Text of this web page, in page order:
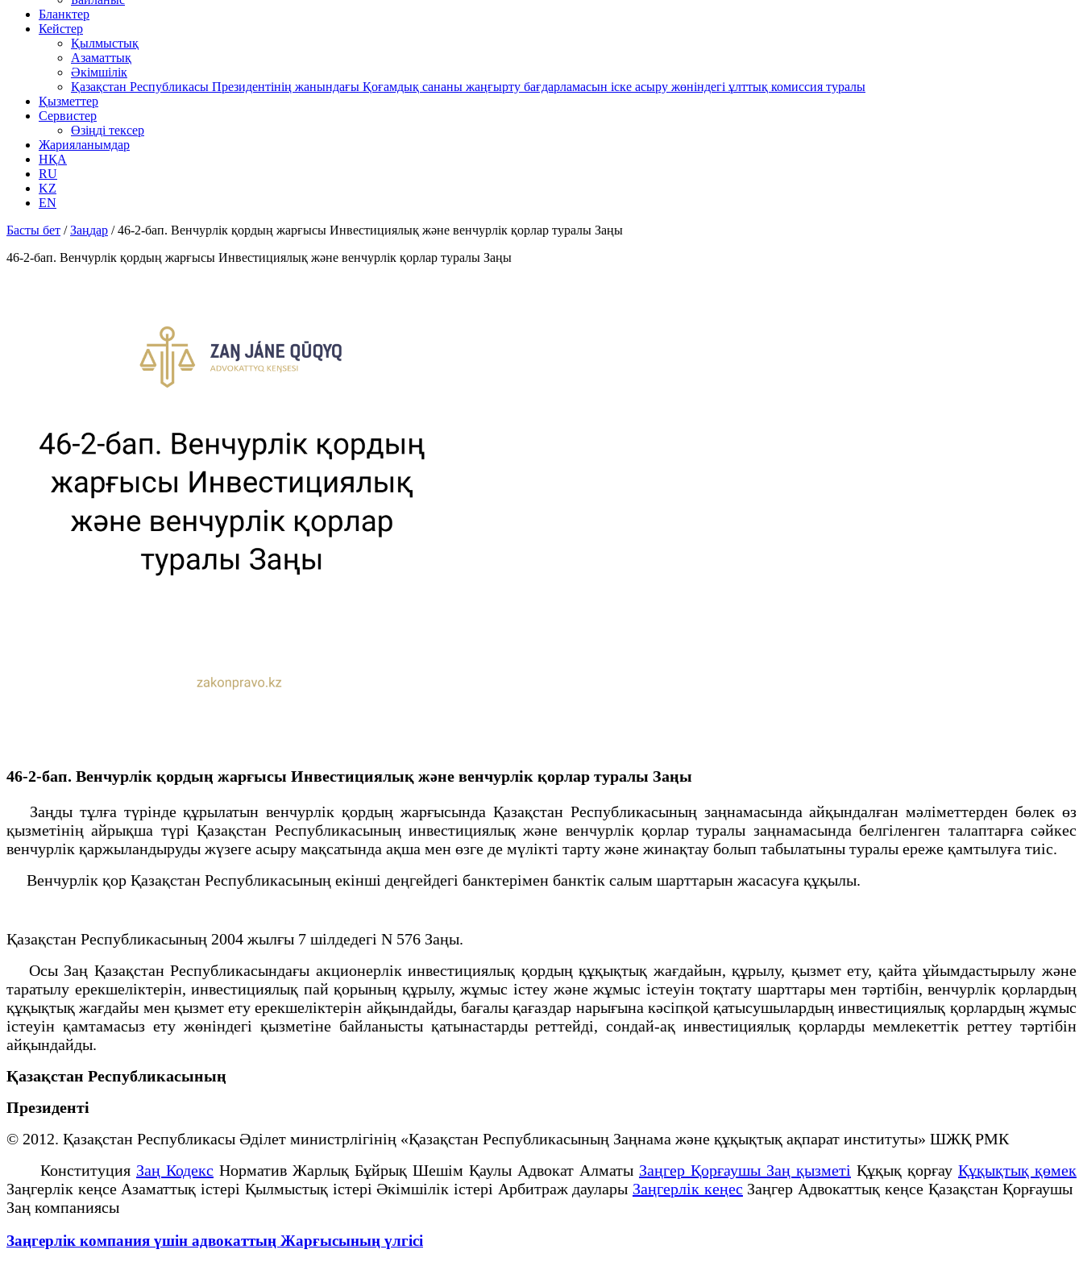
Бланктер
Кейстер
Қылмыстық
Азаматтық
Әкімшілік
Қазақстан Республикасы Президентінің жанындағы Қоғамдық сананы жаңғырту бағдарламасын іске асыру жөніндегі ұлттық комиссия туралы
Қызметтер
Сервистер
Өзіңді тексер
Жарияланымдар
НҚА
RU
KZ
EN
Басты бет /Заңдар /46-2-бап. Венчурлік қордың жарғысы Инвестициялық және венчурлік қорлар туралы Заңы
46-2-бап. Венчурлік қордың жарғысы Инвестициялық және венчурлік қорлар туралы Заңы
46-2-бап. Венчурлік қордың жарғысы Инвестициялық және венчурлік қорлар туралы Заңы
Заңды тұлға түрінде құрылатын венчурлік қордың жарғысында Қазақстан Республикасының заңнамасында айқындалған мәліметтерден бөлек өз
қызметінің айрықша түрі Қазақстан Республикасының инвестициялық және венчурлік қорлар туралы заңнамасында белгіленген талаптарға сәйкес
венчурлік қаржыландыруды жүзеге асыру мақсатында ақша мен өзге де мүлікті тарту және жинақтау болып табылатыны туралы ереже қамтылуға тиіс.
Венчурлік қор Қазақстан Республикасының екінші деңгейдегі банктерімен банктік салым шарттарын жасасуға құқылы.
Қазақстан Республикасының 2004 жылғы 7 шілдедегі N 576 Заңы.
Осы Заң Қазақстан Республикасындағы акционерлік инвестициялық қордың құқықтық жағдайын, құрылу, қызмет ету, қайта ұйымдастырылу және
таратылу ерекшелiктерiн, инвестициялық пай қорының құрылу, жұмыс iстеу және жұмыс iстеуiн тоқтату шарттары мен тәртібін, венчурлік қорлардың
құқықтық жағдайы мен қызмет ету ерекшеліктерін айқындайды, бағалы қағаздар нарығына кәсiпқой қатысушылардың инвестициялық қорлардың жұмыс
iстеуiн қамтамасыз ету жөніндегі қызметiне байланысты қатынастарды реттейдi, сондай-ақ инвестициялық қорларды мемлекеттік реттеу тәртібін
айқындайды.
Қазақстан Республикасының
Президенті
© 2012. Қазақстан Республикасы Әділет министрлігінің «Қазақстан Республикасының Заңнама және құқықтық ақпарат институты» ШЖҚ РМК
Конституция Заң Кодекс Норматив Жарлық Бұйрық Шешім Қаулы Адвокат Алматы Заңгер Қорғаушы Заң қызметі Құқық қорғау Құқықтық қөмек
Заңгерлік кеңсе Азаматтық істері Қылмыстық істері Әкімшілік істері Арбитраж даулары Заңгерлік кеңес Заңгер Адвокаттық кеңсе Қазақстан Қорғаушы
Заң компаниясы
Заңгерлік компания үшін адвокаттың Жарғысының үлгісі